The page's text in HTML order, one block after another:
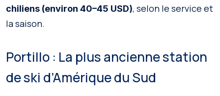
chiliens (environ 40–45 USD), selon le service et
la saison.
Portillo : La plus ancienne station
de ski d’Amérique du Sud